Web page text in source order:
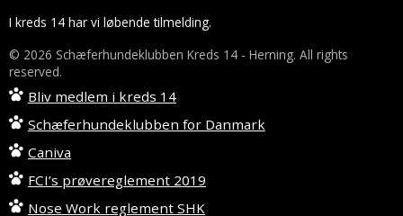
I kreds 14 har vi løbende tilmelding.
© 2026 Schæferhundeklubben Kreds 14 - Herning. All rights
reserved.
Bliv medlem i kreds 14
Schæferhundeklubben for Danmark
Caniva
FCI’s prøvereglement 2019
Nose Work reglement SHK